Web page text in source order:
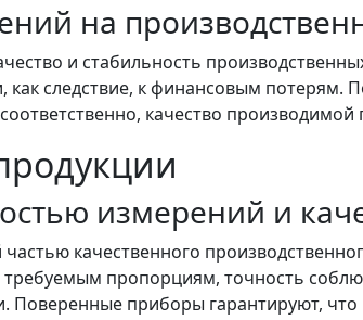
на
и стабильность
следствие, к финансовым потерям.
качество производимой
измерений и
качественного
пропорциям, точность
Поверенные приборы гарантируют,